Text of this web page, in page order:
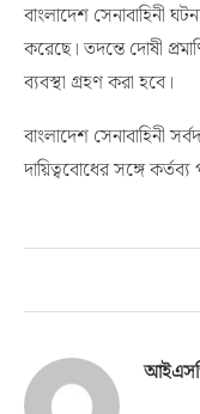
বাংলাদেশ সেনাবাহিনী
করেছে। তদন্তে দোষী
ব্যবস্থা গ্রহণ করা হবে।
বাংলাদেশ সেনাবাহিনী
দায়িত্ববোধের সঙ্গে কর্তব্য